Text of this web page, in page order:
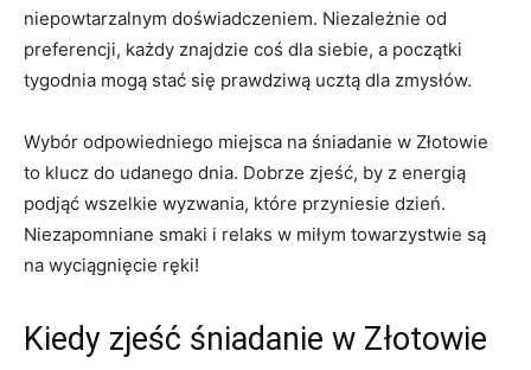
niepowtarzalnym doświadczeniem. Niezależnie od
preferencji, każdy znajdzie coś dla siebie, a początki
tygodnia mogą stać się prawdziwą ucztą dla zmysłów.
Wybór odpowiedniego miejsca na śniadanie w Złotowie
to klucz do udanego dnia. Dobrze zjeść, by z energią
podjąć wszelkie wyzwania, które przyniesie dzień.
Niezapomniane smaki i relaks w miłym towarzystwie są
na wyciągnięcie ręki!
Kiedy zjeść śniadanie w Złotowie